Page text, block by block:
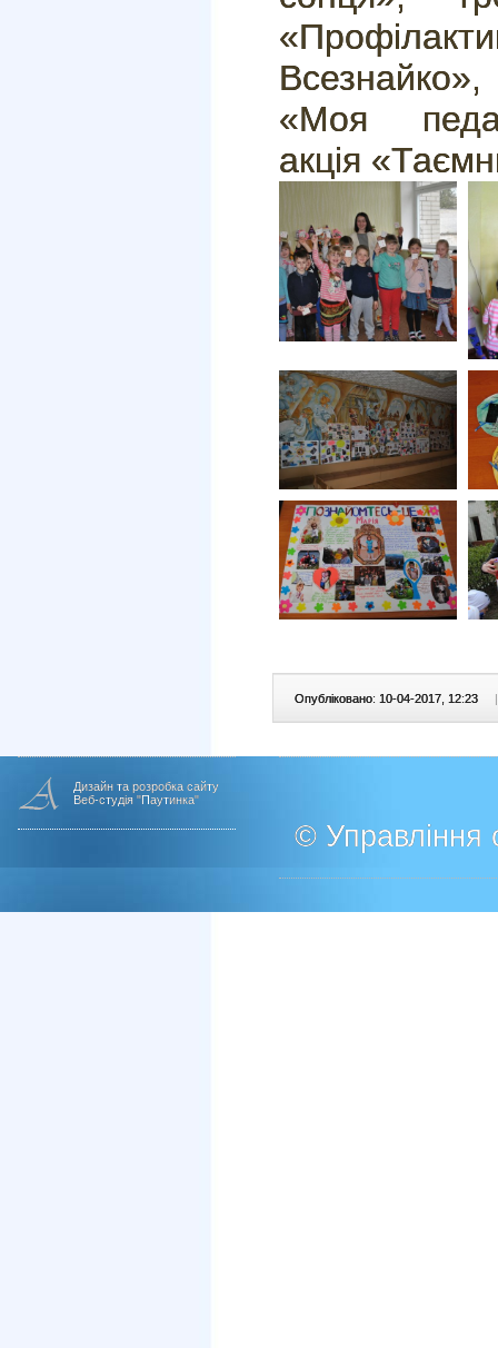
«Моя
акція
Опубліковано: 10-04-2017, 12:23 |
Дизайн та розробка сайту
Веб-студія "Паутинка"
© Управління